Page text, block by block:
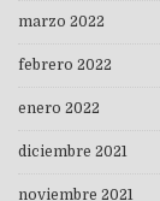
marzo 2022
febrero 2022
enero 2022
diciembre 2021
noviembre 2021